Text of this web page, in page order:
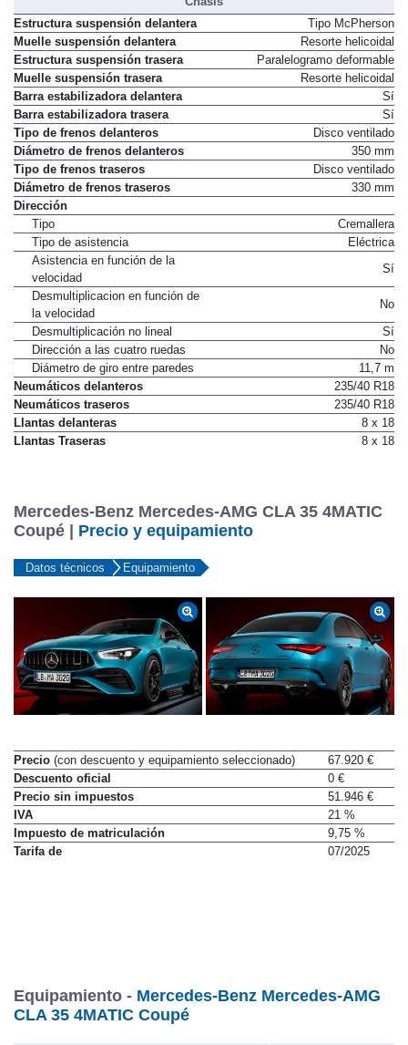
Chasis
Estructura suspensión delantera
Tipo McPherson
Muelle suspensión delantera
Resorte helicoidal
Estructura suspensión trasera
Paralelogramo deformable
Muelle suspensión trasera
Resorte helicoidal
Barra estabilizadora delantera
Sí
Barra estabilizadora trasera
Sí
Tipo de frenos delanteros
Disco ventilado
Diámetro de frenos delanteros
350 mm
Tipo de frenos traseros
Disco ventilado
Diámetro de frenos traseros
Dirección
Tipo
Cremallera
Tipo de asistencia
Asistencia en función de la
velocidad
Sí
Desmultiplicacion en función de
la velocidad
No
Desmultiplicación no lineal
Sí
Dirección a las cuatro ruedas
No
Diámetro de giro entre paredes
11,7 m
Neumáticos delanteros
235/40 R18
Neumáticos traseros
235/40 R18
Llantas delanteras
8 x 18
Mercedes-Benz Mercedes-AMG CLA 35 4MATIC
Coupé |
Precio y equipamiento
Precio(con descuento y equipamiento seleccionado)
67.920 €
Descuento oficial
0 €
Precio sin impuestos
51.946 €
IVA
21 %
Impuesto de matriculación
9,75 %
Equipamiento - Mercedes-Benz Mercedes-AMG
CLA 35 4MATIC Coupé